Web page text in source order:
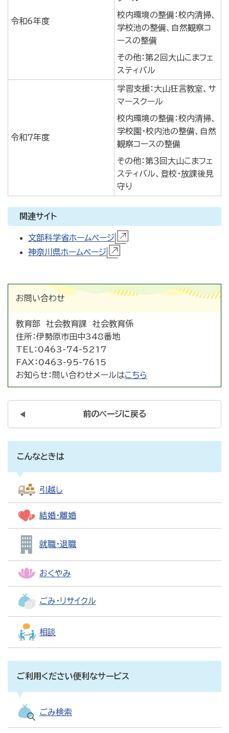
令和6年度
校内環境の整備：校内清掃、
学校池の整備、自然観察コ
ースの整備
その他：第2回大山こまフェ
スティバル
令和７年度
学習支援：大山狂言教室、サ
マースクール
校内環境の整備：校内清掃、
学校園・校内池の整備、自然
観察コースの整備
その他：第３回大山こまフェ
スティバル、登校・放課後見
守り
関連サイト
文部科学省ホームページ
神奈川県ホームページ
お問い合わせ
教育部 社会教育課 社会教育係
住所：伊勢原市田中348番地
TEL： 0463-74-5217
FAX： 0463-95-7615
お知らせ： 問い合わせメールはこちら
前のページに戻る
こんなときは
引越し
結婚・離婚
就職・退職
おくやみ
ごみ・リサイクル
相談
ご利用ください便利なサービス
ごみ検索